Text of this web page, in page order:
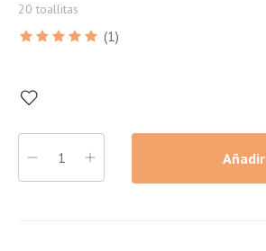
20 toallitas
(1)
Añadir